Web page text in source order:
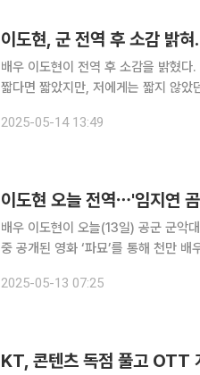
이도현, 군 전역 후 소감 밝
배우 이도현이 전역 후 소감을 밝혔다. 14일 이도현은 자신의 인스타그램 계정을 통해 “길다면 길고
짧다면 짧았지만, 저에게는 짧지 않
같아 아쉽기도 하지만 후회 없이 최선
2025-05-14 13:49
이도현 오늘 전역⋯'임지연
배우 이도현이 오늘(13일) 공군 군악
중 공개된 영화 ‘파묘’를 통해 천만
이도현의 차기작은 홍자매 작가의 신
2025-05-13 07:25
KT, 콘텐츠 독점 풀고 OTT